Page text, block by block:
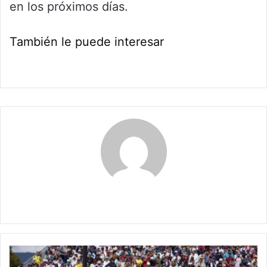
en los próximos días.
También le puede interesar
María
Camila